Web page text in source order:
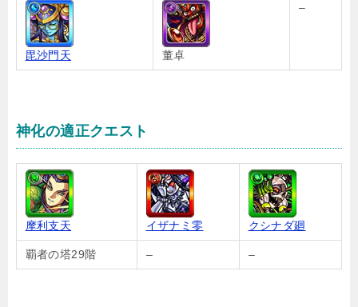
毘沙門天 董卓
–
神化の適正クエスト
摩利支天 イザナミ零 クシナダ廻
覇者の塔29階 – –